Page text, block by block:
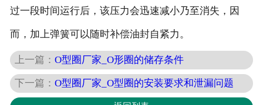
过一段时间运行后，该压力会迅速减小乃至消失，因
而，加上弹簧可以随时补偿油封自紧力。
上一篇：O型圈厂家_O形圈的储存条件
下一篇：O型圈厂家_O型圈的安装要求和泄漏问题